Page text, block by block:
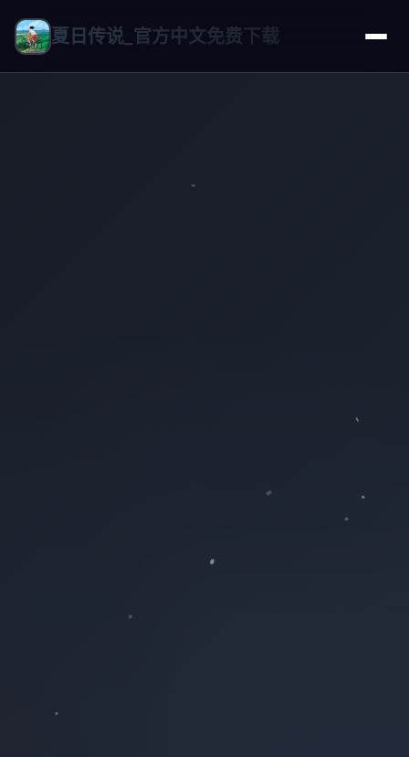
夏日传说_官方中文免费下载